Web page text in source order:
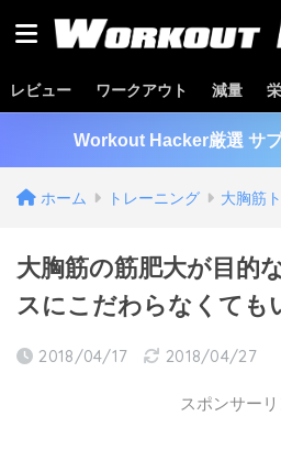
レビュー ワークアウト 減量
Workout Hacker厳選 サ
ホーム トレーニング 大胸筋
大胸筋の筋肥大が目的
スにこだわらなくても
2018/04/17 2018/04/27
スポンサーリ